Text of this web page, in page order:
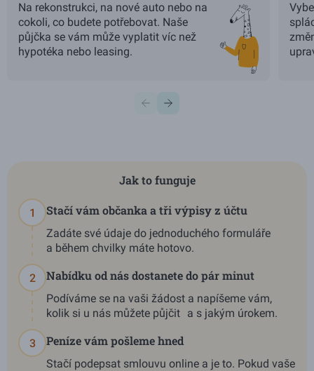
Na rekonstrukci, na nové auto nebo na
cokoli, co budete potřebovat. Naše
půjčka se vám může vyplatit víc než
hypotéka nebo leasing.
Jak to funguje
1 Stačí vám občanka a tři výpisy z účtu
Zadáte své údaje do jednoduchého formuláře
a během chvilky máte hotovo.
2 Nabídku od nás dostanete do pár minut
Podíváme se na vaši žádost a napíšeme vám,
kolik si u nás můžete půjčit a s jakým úrokem.
3 Peníze vám pošleme hned
Stačí podepsat smlouvu online a je to. Pokud vaše